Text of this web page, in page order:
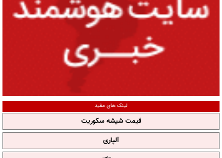
لینک های مفید
قیمت شیشه سکوریت
آلپاری